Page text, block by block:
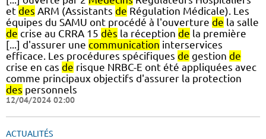
et des ARM (Assistants de Régulation Médicale). Les
équipes du SAMU ont procédé à l'ouverture de la salle
de crise au CRRA 15 dès la réception de la première
[...] d'assurer une communication interservices
efficace. Les procédures spécifiques de gestion de
crise en cas de risque NRBC-E ont été appliquées avec
comme principaux objectifs d'assurer la protection
des personnels
12/04/2024 02:00
ACTUALITÉS